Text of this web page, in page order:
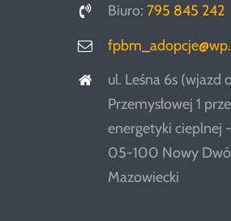
Biuro:795 845 242
ul. Leśna 6s (wjazd
Przemysłowej 1
energetyki cieplnej
05-100 Nowy
Mazowiecki